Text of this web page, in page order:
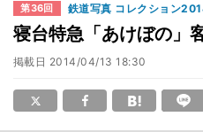
第36回 鉄道写真 コレクション
寝台特急「あけぼの」
掲載日 2014/04/13 18:30